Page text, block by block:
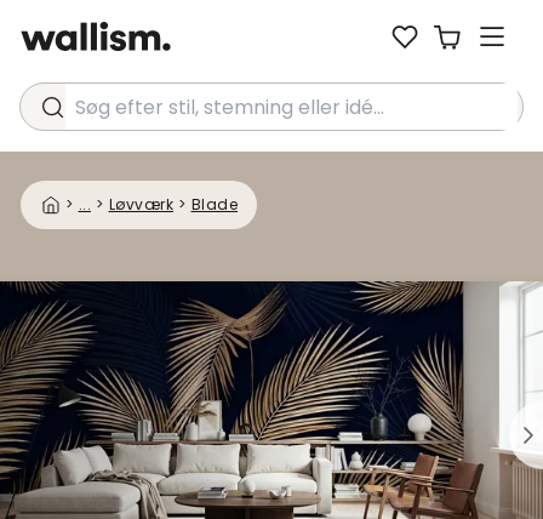
Søg efter stil, stemning eller idé...
> ... > Løvværk > Blade